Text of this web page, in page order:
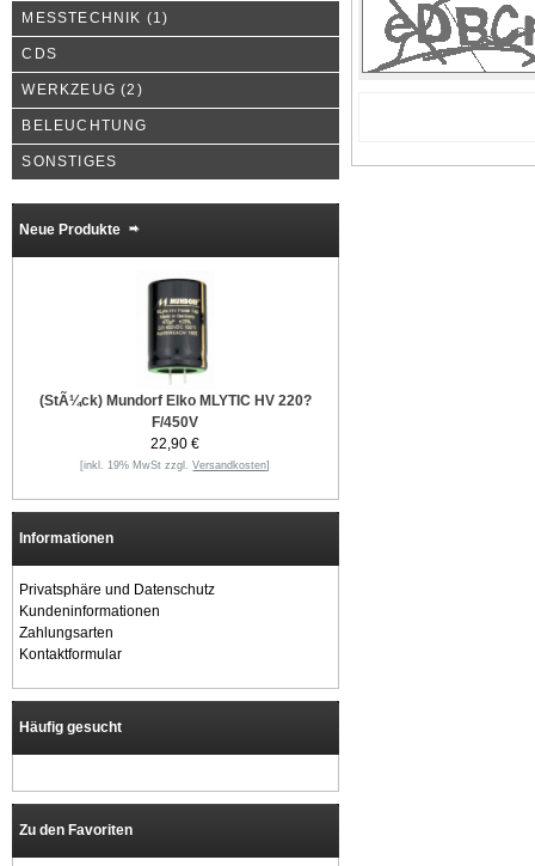
MESSTECHNIK (1)
CDS
WERKZEUG (2)
BELEUCHTUNG
SONSTIGES
Neue Produkte
(StÃ¼ck) Mundorf Elko MLYTIC HV 220?
F/450V
22,90 €
[inkl. 19% MwSt zzgl.Versandkosten]
Informationen
Privatsphäre und Datenschutz
Kundeninformationen
Zahlungsarten
Kontaktformular
Häufig gesucht
Zu den Favoriten